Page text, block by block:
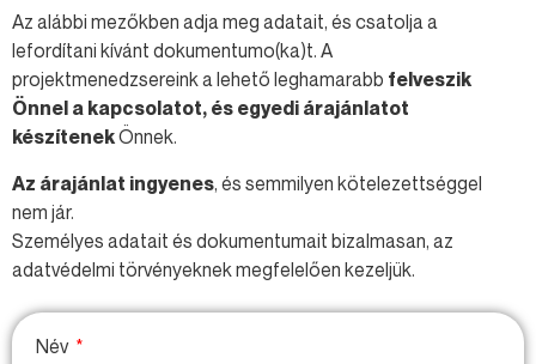
Az alábbi mezőkben adja meg adatait, és csatolja a
lefordítani kívánt dokumentumo(ka)t. A
projektmenedzsereink a lehető leghamarabb felveszik
Önnel a kapcsolatot, és egyedi árajánlatot
készítenekÖnnek.
Az árajánlat ingyenes, és semmilyen kötelezettséggel
nem jár.
Személyes adatait és dokumentumait bizalmasan, az
adatvédelmi törvényeknek megfelelően kezeljük.
Név